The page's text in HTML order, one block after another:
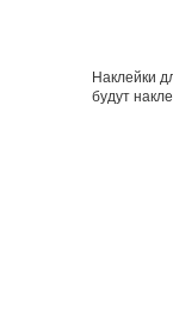
Наклейки
будут